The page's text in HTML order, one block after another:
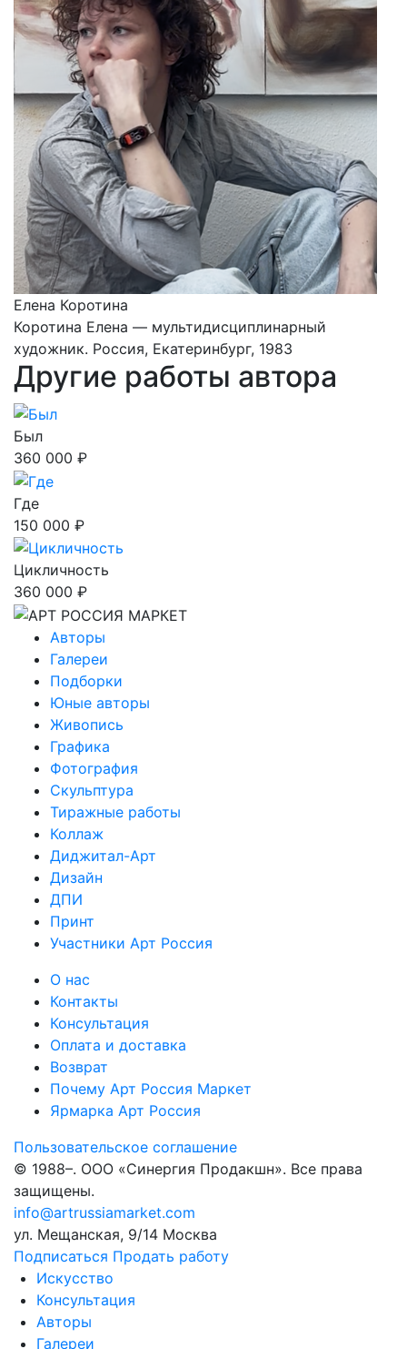
Елена Коротина
Коротина Елена — мультидисциплинарный
художник. Россия, Екатеринбург, 1983
Другие работы автора
Был
360 000 ₽
Где
150 000 ₽
Цикличность
360 000 ₽
Авторы
Галереи
Подборки
Юные авторы
Живопись
Графика
Фотография
Скульптура
Тиражные работы
Коллаж
Диджитал-Арт
Дизайн
ДПИ
Принт
Участники Арт Россия
О нас
Контакты
Консультация
Оплата и доставка
Возврат
Почему Арт Россия Маркет
Ярмарка Арт Россия
Пользовательское соглашение
© 1988–. ООО «Синергия Продакшн». Все права
защищены.
info@artrussiamarket.com
ул. Мещанская, 9/14 Москва
Подписаться Продать работу
Искусство
Консультация
Авторы
Галереи